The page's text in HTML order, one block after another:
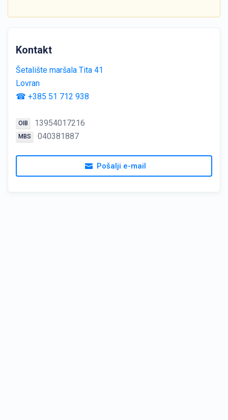
Kontakt
Šetalište maršala Tita 41
Lovran
☎ +385 51 712 938
OIB 13954017216
MBS 040381887
Pošalji e-mail